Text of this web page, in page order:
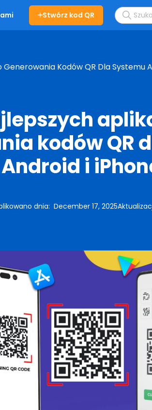
Stwórz kod QR
Generowania Kodów QR Dla Systemu
kodów QR
Android i
dnia: December 17, 2025